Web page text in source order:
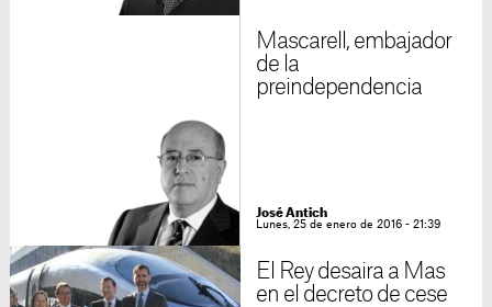
Mascarell, embajador
de la
preindependencia
José Antich
Lunes, 25 de enero de 2016 - 21:39
El Rey desaira a Mas
en el decreto de cese